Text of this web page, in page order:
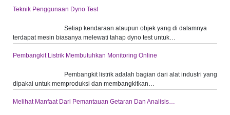
Teknik Penggunaan Dyno Test
Setiap kendaraan ataupun objek yang di dalamnya
terdapat mesin biasanya melewati tahap dyno test untuk…
Pembangkit Listrik Membutuhkan Monitoring Online
Pembangkit listrik adalah bagian dari alat industri yang
dipakai untuk memproduksi dan membangkitkan…
Melihat Manfaat Dari Pemantauan Getaran Dan Analisis…